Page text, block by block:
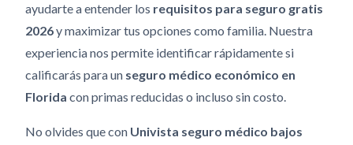
ayudarte a entender los requisitos para seguro gratis
2026y maximizar tus opciones como familia. Nuestra
experiencia nos permite identificar rápidamente si
calificarás para un seguro médico económico en
Florida con primas reducidas o incluso sin costo.
No olvides que con Univista seguro médico bajos